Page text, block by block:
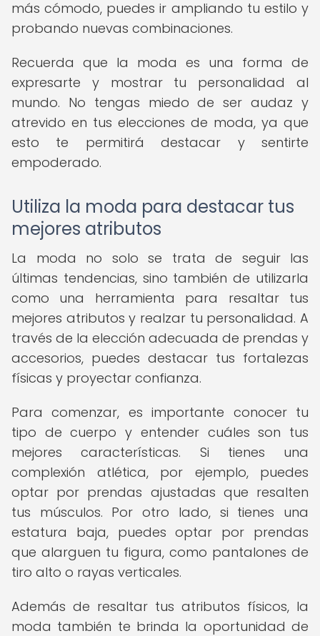
más cómodo, puedes ir ampliando tu estilo y
probando nuevas combinaciones.
Recuerda que la moda es una forma de
expresarte y mostrar tu personalidad al
mundo. No tengas miedo de ser audaz y
atrevido en tus elecciones de moda, ya que
esto te permitirá destacar y sentirte
empoderado.
Utiliza la moda para destacar tus
mejores atributos
La moda no solo se trata de seguir las
últimas tendencias, sino también de utilizarla
como una herramienta para resaltar tus
mejores atributos y realzar tu personalidad. A
través de la elección adecuada de prendas y
accesorios, puedes destacar tus fortalezas
físicas y proyectar confianza.
Para comenzar, es importante conocer tu
tipo de cuerpo y entender cuáles son tus
mejores características. Si tienes una
complexión atlética, por ejemplo, puedes
optar por prendas ajustadas que resalten
tus músculos. Por otro lado, si tienes una
estatura baja, puedes optar por prendas
que alarguen tu figura, como pantalones de
tiro alto o rayas verticales.
Además de resaltar tus atributos físicos, la
moda también te brinda la oportunidad de